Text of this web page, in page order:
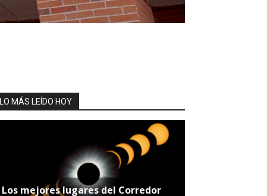
LO MÁS LEÍDO HOY